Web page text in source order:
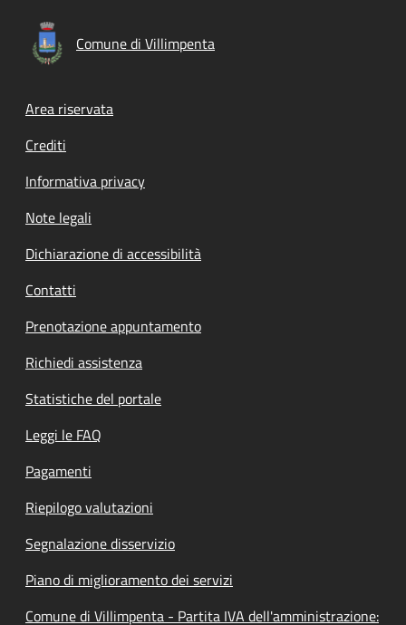
Comune di Villimpenta
Footer menu
Area riservata
Crediti
Informativa privacy
Note legali
Dichiarazione di accessibilità
Contatti
Prenotazione appuntamento
Richiedi assistenza
Statistiche del portale
Leggi le FAQ
Pagamenti
Riepilogo valutazioni
Segnalazione disservizio
Piano di miglioramento dei servizi
Comune di Villimpenta - Partita IVA dell'amministrazione: